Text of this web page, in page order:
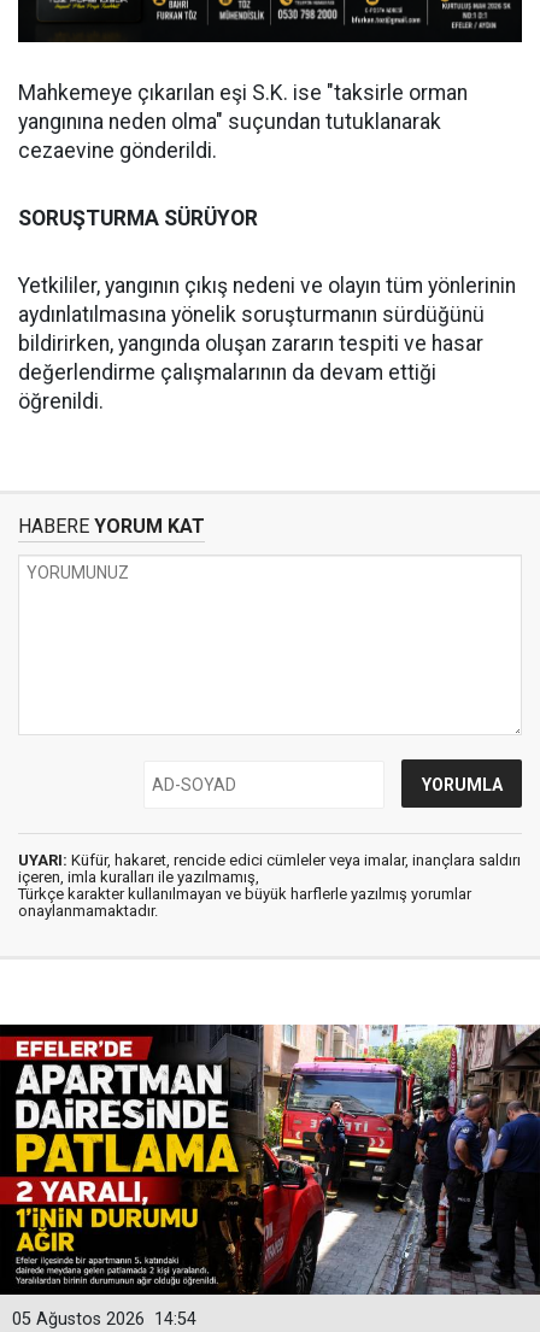
Mahkemeye çıkarılan eşi S.K. ise "taksirle orman
yangınına neden olma" suçundan tutuklanarak
cezaevine gönderildi.
SORUŞTURMA SÜRÜYOR
Yetkililer, yangının çıkış nedeni ve olayın tüm yönlerinin
aydınlatılmasına yönelik soruşturmanın sürdüğünü
bildirirken, yangında oluşan zararın tespiti ve hasar
değerlendirme çalışmalarının da devam ettiği
öğrenildi.
HABERE YORUM KAT
UYARI: Küfür, hakaret, rencide edici cümleler veya imalar, inançlara saldırı
içeren, imla kuralları ile yazılmamış,
Türkçe karakter kullanılmayan ve büyük harflerle yazılmış yorumlar
onaylanmamaktadır.
14:54
05 Ağustos 2026